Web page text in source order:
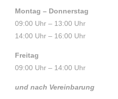
Montag – Donnerstag
09:00 Uhr – 13:00 Uhr
14:00 Uhr – 16:00 Uhr
Freitag
09:00 Uhr – 14:00 Uhr
und nach Vereinbarung